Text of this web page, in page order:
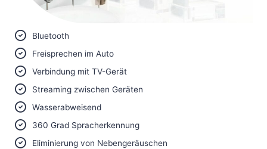
Bluetooth
Freisprechen im Auto
Verbindung mit TV-Gerät
Streaming zwischen Geräten
Wasserabweisend
360 Grad Spracherkennung
Eliminierung von Nebengeräuschen